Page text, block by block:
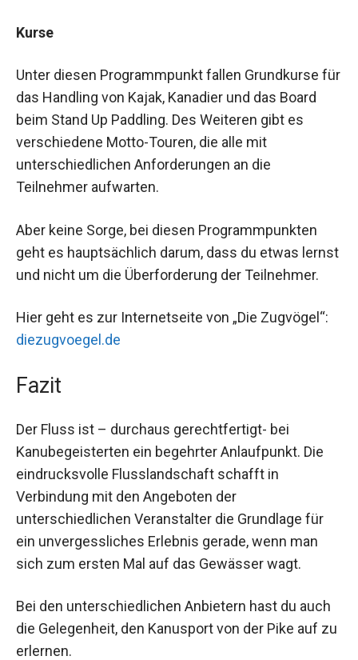
Kurse
Unter diesen Programmpunkt fallen Grundkurse für
das Handling von Kajak, Kanadier und das Board
beim Stand Up Paddling. Des Weiteren gibt es
verschiedene Motto-Touren, die alle mit
unterschiedlichen Anforderungen an die
Teilnehmer aufwarten.
Aber keine Sorge, bei diesen Programmpunkten
geht es hauptsächlich darum, dass du etwas lernst
und nicht um die Überforderung der Teilnehmer.
Hier geht es zur Internetseite von „Die Zugvögel“:
diezugvoegel.de
Fazit
Der Fluss ist – durchaus gerechtfertigt- bei
Kanubegeisterten ein begehrter Anlaufpunkt. Die
eindrucksvolle Flusslandschaft schafft in
Verbindung mit den Angeboten der
unterschiedlichen Veranstalter die Grundlage für
ein unvergessliches Erlebnis gerade, wenn man
sich zum ersten Mal auf das Gewässer wagt.
Bei den unterschiedlichen Anbietern hast du auch
die Gelegenheit, den Kanusport von der Pike auf zu
erlernen.